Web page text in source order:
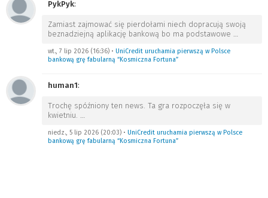
PykPyk:
Zamiast zajmować się pierdołami niech dopracują swoją
beznadziejną aplikację bankową bo ma podstawowe …
wt., 7 lip 2026 (16:36) • UniCredit uruchamia pierwszą w Polsce
bankową grę fabularną “Kosmiczna Fortuna”
human1:
Trochę spóźniony ten news. Ta gra rozpoczęła się w
kwietniu. …
niedz., 5 lip 2026 (20:03) • UniCredit uruchamia pierwszą w Polsce
bankową grę fabularną “Kosmiczna Fortuna”